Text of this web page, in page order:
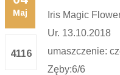
Maj
4116
Iris Magic
Ur. 13.10.2018
umaszczenie:
Zęby:6/6